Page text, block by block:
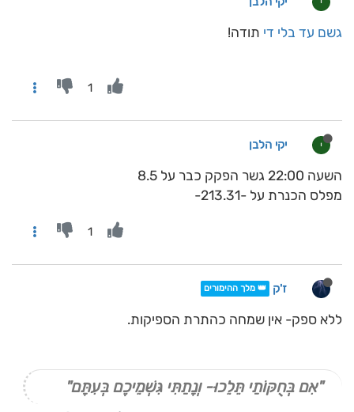
גשם עד בלי די תודה!
1
י יקי הלבן
השעה 22:00 גשר הפקק כבר על 8.5
מפלס הכנרת על -213.31-
1
ז'ק 👑 מלך ההימורים
ללא ספק- אין שמחה כהתרת הספיקות.
"אִם בְּחֻקּוֹתַי תֵּלֵכוּ- וְנָתַתִּי גִּשְׁמֵיכֶם בְּעִתָּם"